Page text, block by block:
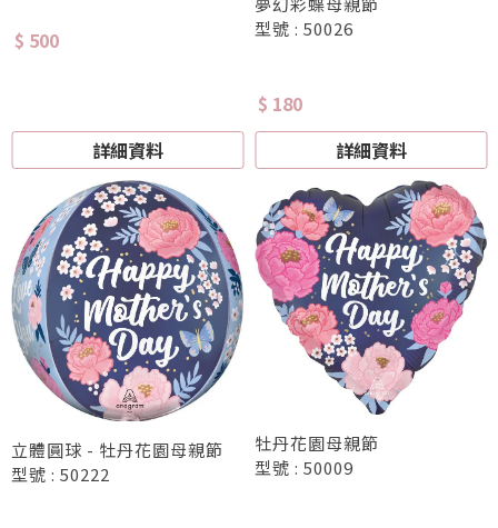
$ 500
詳細資料
型號 : 50026
$ 180
詳細資料
立體圓球 - 牡丹花園母親節
型號 : 50222
牡丹花園母親節
型號 : 50009